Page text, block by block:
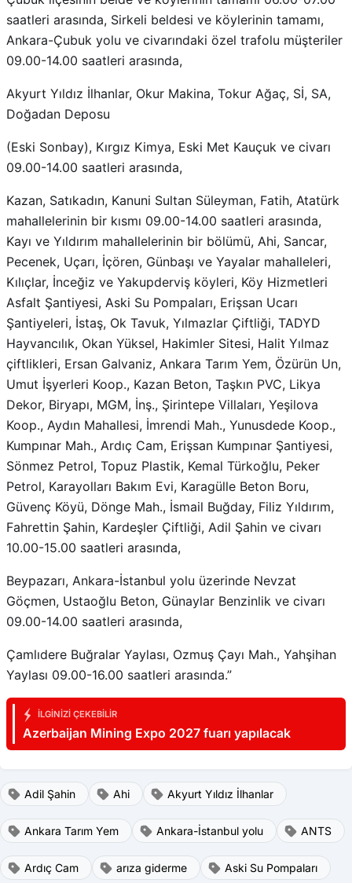
saatleri arasında, Sirkeli beldesi ve köylerinin tamamı,
Ankara-Çubuk yolu ve civarındaki özel trafolu müşteriler
09.00-14.00 saatleri arasında,
Akyurt Yıldız İlhanlar, Okur Makina, Tokur Ağaç, Sİ, SA,
Doğadan Deposu
(Eski Sonbay), Kırgız Kimya, Eski Met Kauçuk ve civarı
09.00-14.00 saatleri arasında,
Kazan, Satıkadın, Kanuni Sultan Süleyman, Fatih, Atatürk
mahallelerinin bir kısmı 09.00-14.00 saatleri arasında,
Kayı ve Yıldırım mahallelerinin bir bölümü, Ahi, Sancar,
Pecenek, Uçarı, İçören, Günbaşı ve Yayalar mahalleleri,
Kılıçlar, İnceğiz ve Yakupderviş köyleri, Köy Hizmetleri
Asfalt Şantiyesi, Aski Su Pompaları, Erişsan Ucarı
Şantiyeleri, İstaş, Ok Tavuk, Yılmazlar Çiftliği, TADYD
Hayvancılık, Okan Yüksel, Hakimler Sitesi, Halit Yılmaz
çiftlikleri, Ersan Galvaniz, Ankara Tarım Yem, Özürün Un,
Umut İşyerleri Koop., Kazan Beton, Taşkın PVC, Likya
Dekor, Biryapı, MGM, İnş., Şirintepe Villaları, Yeşilova
Koop., Aydın Mahallesi, İmrendi Mah., Yunusdede Koop.,
Kumpınar Mah., Ardıç Cam, Erişsan Kumpınar Şantiyesi,
Sönmez Petrol, Topuz Plastik, Kemal Türkoğlu, Peker
Petrol, Karayolları Bakım Evi, Karagülle Beton Boru,
Güvenç Köyü, Dönge Mah., İsmail Buğday, Filiz Yıldırım,
Fahrettin Şahin, Kardeşler Çiftliği, Adil Şahin ve civarı
10.00-15.00 saatleri arasında,
Beypazarı, Ankara-İstanbul yolu üzerinde Nevzat
Göçmen, Ustaoğlu Beton, Günaylar Benzinlik ve civarı
09.00-14.00 saatleri arasında,
Çamlıdere Buğralar Yaylası, Ozmuş Çayı Mah., Yahşihan
Yaylası 09.00-16.00 saatleri arasında.”
İLGINIZI ÇEKEBILIR
Azerbaijan Mining Expo 2027 fuarı yapılacak
Adil Şahin Ahi Akyurt Yıldız İlhanlar
Ankara Tarım Yem Ankara-İstanbul yolu ANTS
Ardıç Cam arıza giderme Aski Su Pompaları